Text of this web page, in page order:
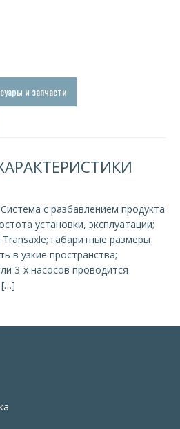
и запчасти
с разбавлением продукта
установки, эксплуатации;
габаритные размеры
в узкие пространства;
3-х насосов проводится
[…]